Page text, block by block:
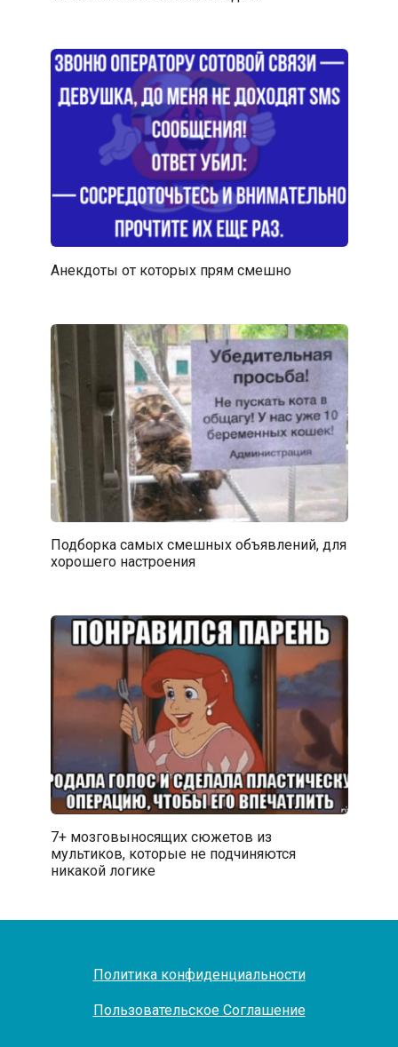
Анекдоты от которых прям смешно
Подборка самых смешных объявлений, для
хорошего настроения
7+ мозговыносящих сюжетов из
мультиков, которые не подчиняются
никакой логике
Политика конфиденциальности
Пользовательское Соглашение